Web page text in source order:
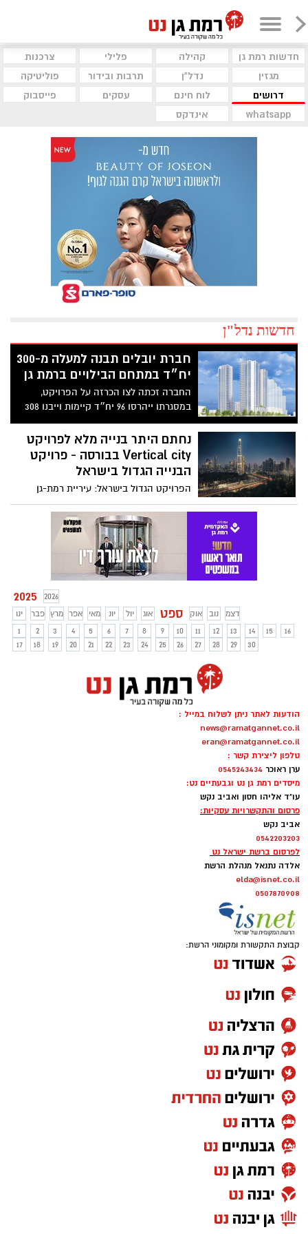
חדשות רמת גן קהילה פלילי
צרכנות
מגזין
נדל"ן תרבות ובידור
פוליטיקה
דרושים
לוח חינם עסקים
פייסבוק
whatsapp
אינדקס
חדשות נדל"ן
חברת יובלים תבנה למעלה מ-300
יח״ד במתחם הבילויים ברמת גן
החברה זכתה לצו הכרזה על הפרויקט,
במסגרתו ייהרסו 96 יח״ד קיימות וייבנו 308
יח״ד חדשות
נחתם היתר בנייה מלא לפרויקט
Vertical city בבורסה - פרויקט
הבנייה הגדול בישראל
הפרויקט הגדול בישראל: עיריית רמת-גן
הנפיקה היתר בנייה מלא לפרויקט Vertical
city (משולש הבורסה) עבור ישראל קנדה,
ב.ס.ר וחברת כלל
2025
2026
ינו
פבר מרץ אפר מאי יונ יול אוג ספט אוק נוב
דצמ
1
2 3 4 5 6 7 8 9 10 11 12 13 14 15
16
17
18 19 20 21 22 23 24 25 26 27 28 29 30
הודעות לאתר ניתן לשלוח במייל :
news@ramatgannet.co.il
eran@ramatgannet.co.il
טלפון ליצירת קשר :
ערן ראוכר 0545243434
מיסדים רמת גן נט וגבעתיים נט:
עו"ד אליהו חסון ואביב נקש
פרסום והתקשרויות עסקיות:
אביב נקש
0542203203
לפרסום ברשת ישראל נט
אלדה נתנאל מנהלת הרשת
elda@isnet.co.il
0507870908
קבוצת התקשורת ומקומוני הרשת: